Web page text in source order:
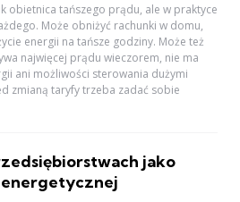
obietnica tańszego prądu, ale w praktyce
Może obniżyć rachunki w domu,
energii na tańsze godziny. Może też
najwięcej prądu wieczorem, nie ma
ani możliwości sterowania dużymi
zmianą taryfy trzeba zadać sobie
jako